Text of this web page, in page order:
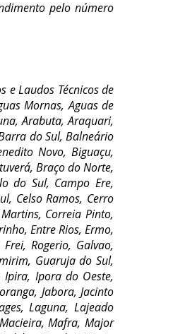
pelo número
Laudos Técnicos de
Mornas, Aguas de
Arabuta, Araquari,
do Sul, Balneário
Novo, Biguaçu,
Braço do Norte,
do Sul, Campo Ere,
Celso Ramos, Cerro
Correia Pinto,
Entre Rios, Ermo,
Rogerio, Galvao,
Guaruja do Sul,
Ipora do Oeste,
Jabora, Jacinto
Laguna, Lajeado
Mafra, Major